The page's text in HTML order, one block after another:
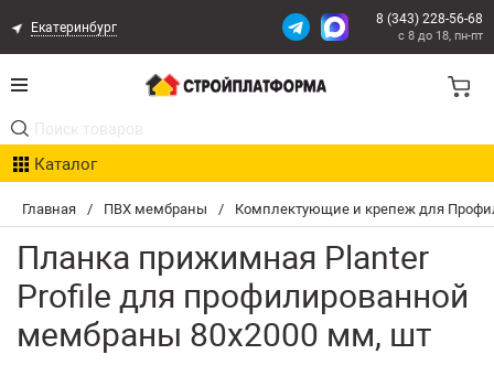
Главная / ПВХ мембраны / Комплектующие и крепеж для
Планка прижимная Planter
Profile для профилированной
мембраны 80х2000 мм, шт
Екатеринбург
8 (343) 228-56-68
с 8 до 18, пн-пт
Каталог
Акции
Расчет доставки
Организациям
Опыт поставок
Статьи